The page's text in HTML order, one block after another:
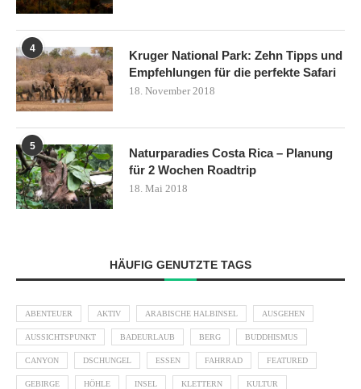
4
Kruger National Park: Zehn Tipps und
Empfehlungen für die perfekte Safari
18. November 2018
5
Naturparadies Costa Rica – Planung
für 2 Wochen Roadtrip
18. Mai 2018
HÄUFIG GENUTZTE TAGS
ABENTEUER AKTIV ARABISCHE HALBINSEL AUSGEHEN
AUSSICHTSPUNKT BADEURLAUB BERG BUDDHISMUS
CANYON DSCHUNGEL ESSEN FAHRRAD FEATURED
GEBIRGE HÖHLE INSEL KLETTERN KULTUR